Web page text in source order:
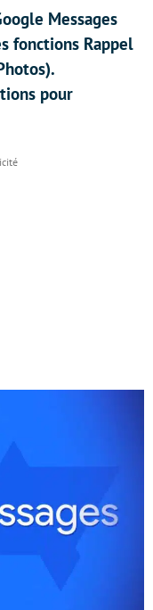
Messages
fonctions Rappel
pour